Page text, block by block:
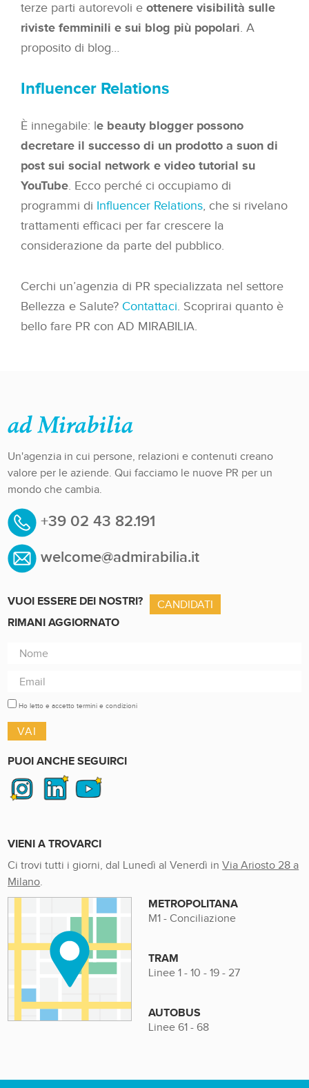
terze parti autorevoli e ottenere visibilità sulle
riviste femminili e sui blog più popolari. A
proposito di blog…
Influencer Relations
È innegabile: le beauty blogger possono
decretare il successo di un prodotto a suon di
post sui social network e video tutorial su
YouTube. Ecco perché ci occupiamo di
programmi di Influencer Relations, che si rivelano
trattamenti efficaci per far crescere la
considerazione da parte del pubblico.
Cerchi un’agenzia di PR specializzata nel settore
Bellezza e Salute? Contattaci. Scoprirai quanto è
bello fare PR con AD MIRABILIA.
Un'agenzia in cui persone, relazioni e contenuti creano
valore per le aziende. Qui facciamo le nuove PR per un
mondo che cambia.
+39 02 43 82.191
welcome@admirabilia.it
VUOI ESSERE DEI NOSTRI?
CANDIDATI
RIMANI AGGIORNATO
Ho letto e accetto termini e condizioni
PUOI ANCHE SEGUIRCI
VIENI A TROVARCI
Ci trovi tutti i giorni, dal Lunedì al Venerdì inVia Ariosto 28 a
Milano
METROPOLITANA
M1 - Conciliazione
TRAM
Linee 1 - 10 - 19 - 27
AUTOBUS
Linee 61 - 68